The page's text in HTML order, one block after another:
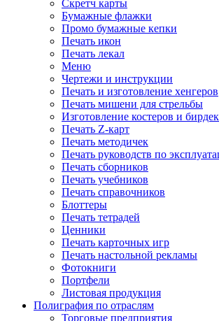
Скретч карты
Бумажные флажки
Промо бумажные кепки
Печать икон
Печать лекал
Меню
Чертежи и инструкции
Печать и изготовление хенгеров
Печать мишени для стрельбы
Изготовление костеров и
Печать Z-карт
Печать методичек
Печать руководств по
Печать сборников
Печать учебников
Печать справочников
Блоттеры
Печать тетрадей
Ценники
Печать карточных игр
Печать настольной рекламы
Фотокниги
Портфели
Листовая продукция
Полиграфия по отраслям
Торговые предприятия